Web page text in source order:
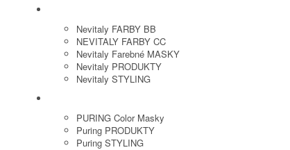
Nevitaly FARBY BB
NEVITALY FARBY CC
Nevitaly Farebné MASKY
Nevitaly PRODUKTY
Nevitaly STYLING
PURING Color Masky
Puring PRODUKTY
Puring STYLING